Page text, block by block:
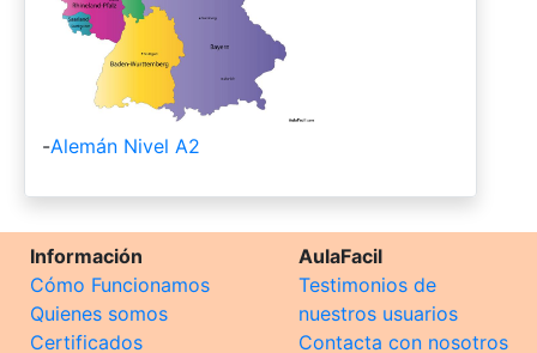
-Alemán Nivel A2
Información
Cómo Funcionamos
Quienes somos
Certificados
AulaFacil
Testimonios de
nuestros usuarios
Contacta con nosotros